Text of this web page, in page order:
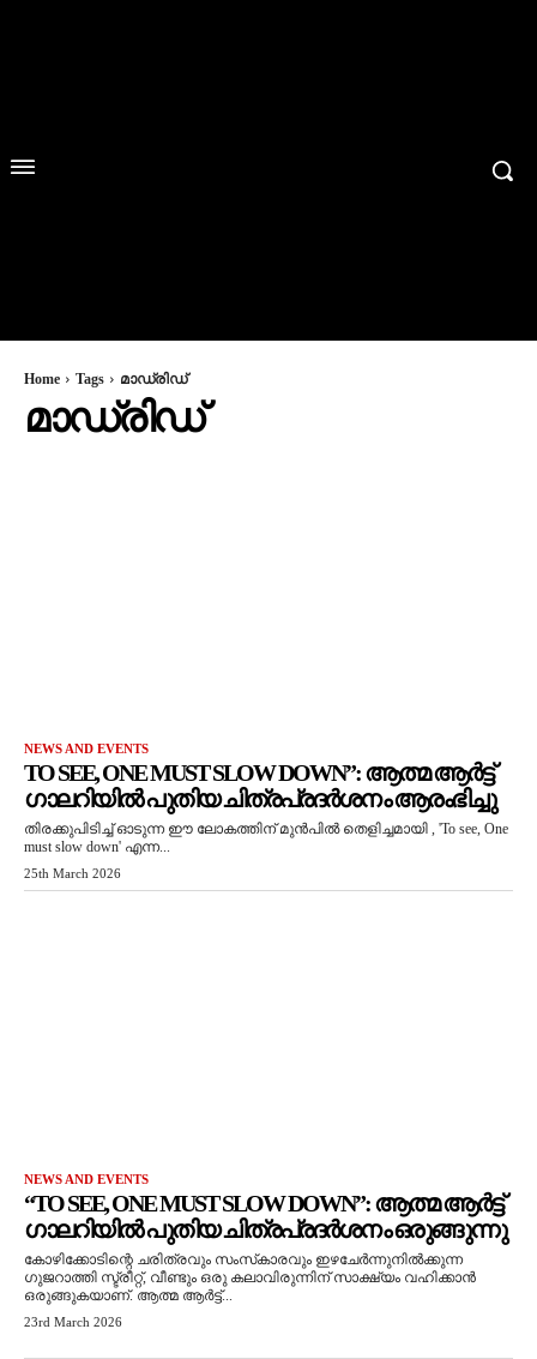
Home Tags മാഡ്രിഡ്
മാഡ്രിഡ്
NEWS AND EVENTS
TO SEE, ONE MUST SLOW DOWN”: ആത്മ ആർട്ട്
ഗാലറിയിൽ പുതിയ ചിത്രപ്രദർശനം ആരംഭിച്ചു
തിരക്കുപിടിച്ച് ഓടുന്ന ഈ ലോകത്തിന് മുൻപിൽ തെളിച്ചമായി , 'To see, One
must slow down' എന്ന...
25th March 2026
NEWS AND EVENTS
“TO SEE, ONE MUST SLOW DOWN”: ആത്മ ആർട്ട്
ഗാലറിയിൽ പുതിയ ചിത്രപ്രദർശനം ഒരുങ്ങുന്നു
കോഴിക്കോടിന്റെ ചരിത്രവും സംസ്‌കാരവും ഇഴചേർന്നുനിൽക്കുന്ന
ഗുജറാത്തി സ്ട്രീറ്റ്, വീണ്ടും ഒരു കലാവിരുന്നിന് സാക്ഷ്യം വഹിക്കാൻ
ഒരുങ്ങുകയാണ്. ആത്മ ആർട്ട്...
23rd March 2026